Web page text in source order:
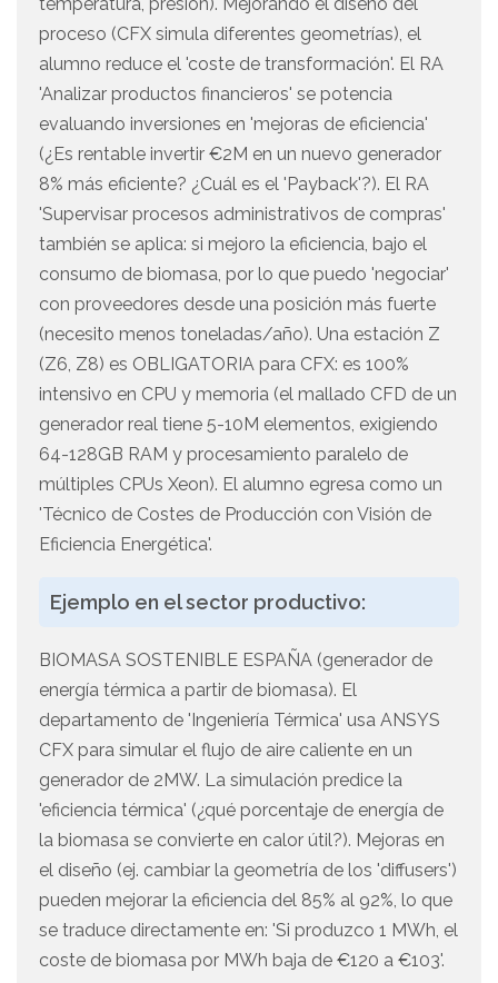
proceso (CFX simula diferentes geometrías), el
alumno reduce el 'coste de transformación'. El RA
'Analizar productos financieros' se potencia
evaluando inversiones en 'mejoras de eficiencia'
(¿Es rentable invertir €2M en un nuevo generador
8% más eficiente? ¿Cuál es el 'Payback'?). El RA
'Supervisar procesos administrativos de compras'
también se aplica: si mejoro la eficiencia, bajo el
consumo de biomasa, por lo que puedo 'negociar'
con proveedores desde una posición más fuerte
(necesito menos toneladas/año). Una estación Z
(Z6, Z8) es OBLIGATORIA para CFX: es 100%
intensivo en CPU y memoria (el mallado CFD de un
generador real tiene 5-10M elementos, exigiendo
64-128GB RAM y procesamiento paralelo de
múltiples CPUs Xeon). El alumno egresa como un
'Técnico de Costes de Producción con Visión de
Eficiencia Energética'.
Ejemplo en el sector productivo:
BIOMASA SOSTENIBLE ESPAÑA (generador de
energía térmica a partir de biomasa). El
departamento de 'Ingeniería Térmica' usa ANSYS
CFX para simular el flujo de aire caliente en un
generador de 2MW. La simulación predice la
'eficiencia térmica' (¿qué porcentaje de energía de
la biomasa se convierte en calor útil?). Mejoras en
el diseño (ej. cambiar la geometría de los 'diffusers')
pueden mejorar la eficiencia del 85% al 92%, lo que
se traduce directamente en: 'Si produzco 1 MWh, el
coste de biomasa por MWh baja de €120 a €103'.